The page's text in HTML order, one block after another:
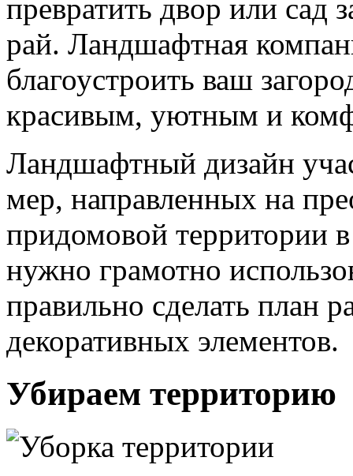
превратить двор или сад
рай. Ландшафтная
благоустроить ваш
красивым, уютным и
Ландшафтный дизайн
мер, направленных на
придомовой территории
нужно грамотно
правильно сделать план
декоративных элементов.
Убираем территорию